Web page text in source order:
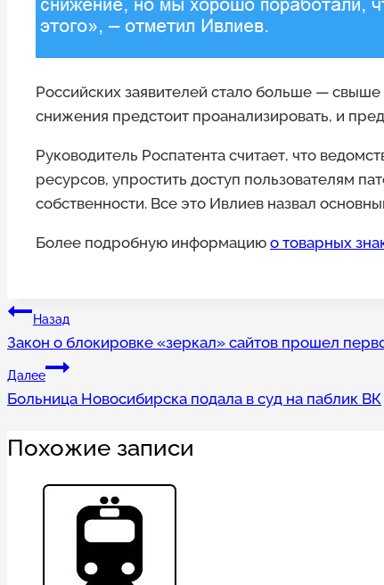
Российских заявителей стало больше —
снижения предстоит проанализировать, и
Руководитель Роспатента считает, что
ресурсов, упростить доступ пользователям
собственности. Все это Ивлиев назвал
Более подробную информацию о товарных
Навигация
по
записям
Назад
Закон о блокировке «зеркал» сайтов прошел
Далее
Больница Новосибирска подала в суд на паблик ВК
Похожие записи